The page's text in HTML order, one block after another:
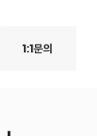
1:1문의